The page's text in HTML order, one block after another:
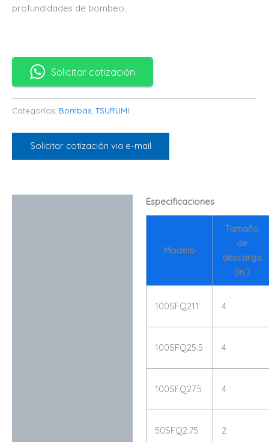
profundidades de bombeo.
Solicitar cotización
Categorías: Bombas TSURUMI
Solicitar cotización via e-mail
Especificaciones
Modelo
Tamaño
de
descarga
(in.)
100SFQ211 4
100SFQ25.5 4
100SFQ27.5 4
50SFQ2.75 2